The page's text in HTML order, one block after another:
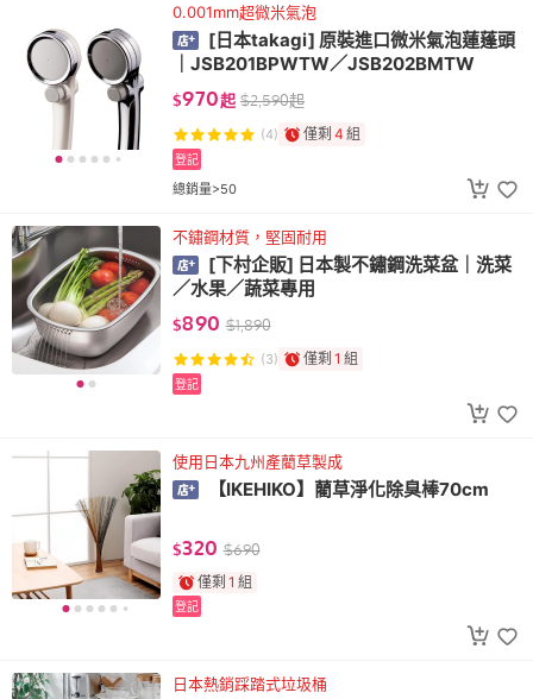
0.001mm超微米氣泡
[日本takagi] 原裝進口微米氣泡蓮蓬頭
｜JSB201BPWTW／JSB202BMTW
$970起 $2,590起
(4) 僅剩 4 組
總銷量>50
登記
不鏽鋼材質，堅固耐用
[下村企販] 日本製不鏽鋼洗菜盆｜洗菜
／水果／蔬菜專用
$890 $1,890
(3) 僅剩 1 組
登記
使用日本九州產藺草製成
【IKEHIKO】藺草淨化除臭棒70cm
$320 $690
僅剩 1 組
登記
日本熱銷踩踏式垃圾桶